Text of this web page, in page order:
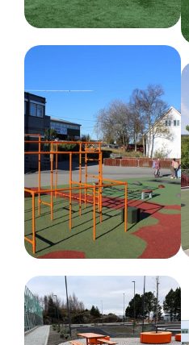
Ja
Kritisk fallhøyde (cm)
267 cm
Nedstøping
Dimensjoner
Bredde : 476 cm
Høyde :267 cm
Lengde :1058 cm
Nettovekt
705 kg